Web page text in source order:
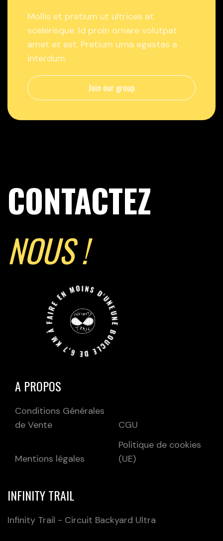
Mollis et pretium ut ultrices at
scelerisque. Id proin ornare volutpat
amet et est. Pretium urna egestas a
interdum.
Join our group
CONTACTEZ
NOUS !
UNE BOUCLE DE 6,7 KM À FAIRE EN MOINS D'UNE HEURE JUSQU'A L'INIFINI.
A PROPOS
Conditions Générales
de Vente
CGU
Mentions légales
Politique de cookies
(UE)
INFINITY TRAIL
Infinity Trail - Circuit Backyard Ultra